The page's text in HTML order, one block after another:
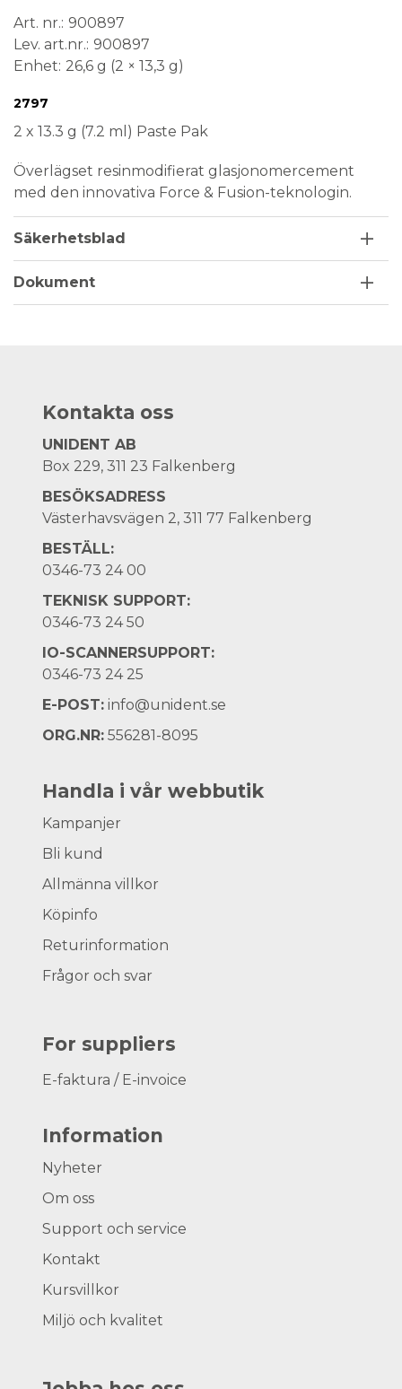
Art. nr. 900897
Lev. art.nr. 900897
Enhet 26,6 g (2 × 13,3 g)
Medical Device
2797
2 x 13.3 g (7.2 ml) Paste Pak
Överlägset resinmodifierat glasjonomercement
med den innovativa Force & Fusion-teknologin.
Säkerhetsblad
Dokument
Kontakta oss
UNIDENT AB
Box 229, 311 23 Falkenberg
BESÖKSADRESS
Västerhavsvägen 2, 311 77 Falkenberg
BESTÄLL:
0346-73 24 00
TEKNISK SUPPORT:
0346-73 24 50
IO-SCANNERSUPPORT:
0346-73 24 25
E-POST: info@unident.se
ORG.NR: 556281-8095
Handla i vår webbutik
Kampanjer
Bli kund
Allmänna villkor
Köpinfo
Returinformation
Frågor och svar
For suppliers
E-faktura / E-invoice
Information
Nyheter
Om oss
Support och service
Kontakt
Kursvillkor
Miljö och kvalitet